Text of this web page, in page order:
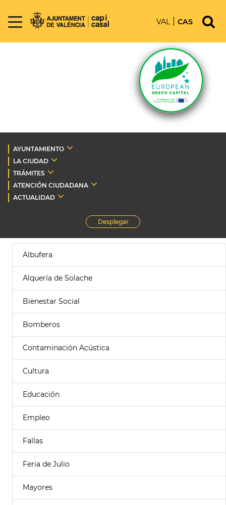
VAL CAS
AYUNTAMIENTO
LA CIUDAD
TRÁMITES
ATENCIÓN CIUDADANA
ACTUALIDAD
Desplegar
Albufera
Alquería de Solache
Bienestar Social
Bomberos
Contaminación Acústica
Cultura
Educación
Empleo
Fallas
Feria de Julio
Mayores